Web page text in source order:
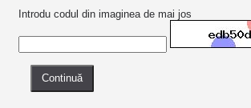
Introdu codul din imaginea de mai jos
Continuă